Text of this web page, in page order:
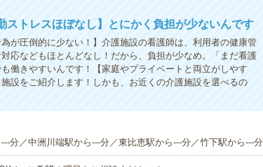
ストレスほぼなし】とにかく負担が少ないんです
が圧倒的に少ない！】介護施設の看護師は、利用者の健康管
応などもほとんどなし！だから、負担が少なめ。「まだ看護
働きやすいんです！【家庭やプライベートと両立がしやす
設をご紹介します！しかも、お近くの介護施設を選べるの
分／中洲川端駅から---分／東比恵駅から---分／竹下駅から---分